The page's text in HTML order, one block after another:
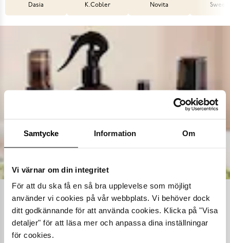
Samtycke Information Om
Vi värnar om din integritet
För att du ska få en så bra upplevelse som möjligt
använder vi cookies på vår webbplats. Vi behöver dock
ditt godkännande för att använda cookies. Klicka på "Visa
detaljer" för att läsa mer och anpassa dina inställningar
för cookies.
Dasia K.Cobler Novita
Ta hand om dina skor
Våra noggrant utvalda skovårdsprodukter är skapade för att
förlänga livslängden på dina skor samtidigt som de behåller